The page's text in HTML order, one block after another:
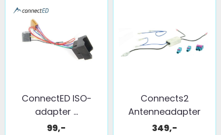
ConnectED ISO-
adapter ...
99,-
Connects2
Antenneadapter
(FM) 2 x fakra ...
349,-